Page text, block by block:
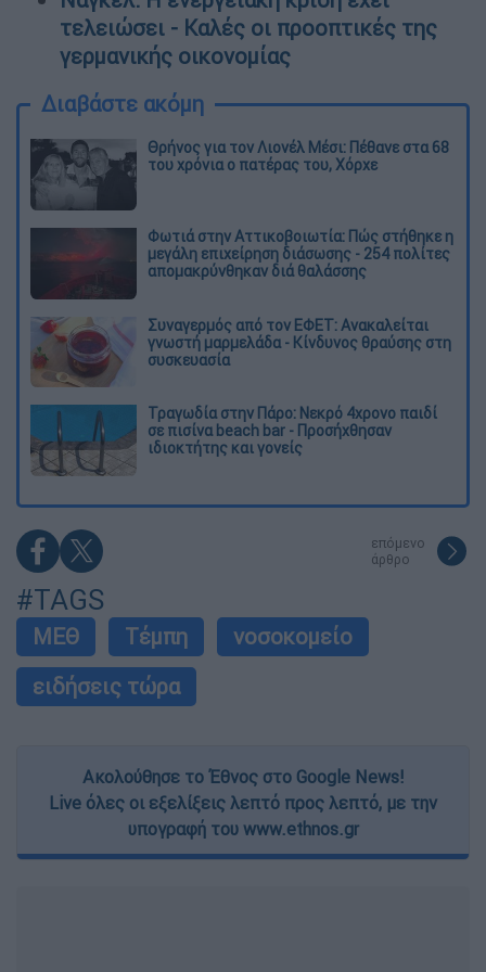
τελειώσει - Καλές οι προοπτικές της
γερμανικής οικονομίας
Διαβάστε ακόμη
Θρήνος για τον Λιονέλ Μέσι: Πέθανε στα 68
του χρόνια ο πατέρας του, Χόρχε
Φωτιά στην Αττικοβοιωτία: Πώς στήθηκε η
μεγάλη επιχείρηση διάσωσης - 254 πολίτες
απομακρύνθηκαν διά θαλάσσης
Συναγερμός από τον ΕΦΕΤ: Ανακαλείται
γνωστή μαρμελάδα - Κίνδυνος θραύσης στη
συσκευασία
Τραγωδία στην Πάρο: Νεκρό 4χρονο παιδί
σε πισίνα beach bar - Προσήχθησαν
ιδιοκτήτης και γονείς
επόμενο
άρθρο
#TAGS
ΜΕΘ Τέμπη
νοσοκομείο
ειδήσεις τώρα
Ακολούθησε το Έθνος στο Google News!
Live όλες οι εξελίξεις λεπτό προς λεπτό, με την
υπογραφή του www.ethnos.gr